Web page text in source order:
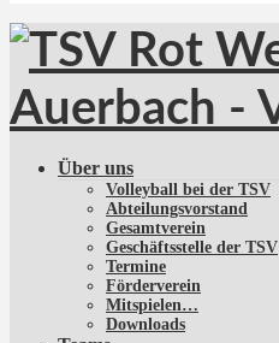
Über uns
Volleyball bei der TSV
Abteilungsvorstand
Gesamtverein
Geschäftsstelle der TSV
Termine
Förderverein
Mitspielen…
Downloads